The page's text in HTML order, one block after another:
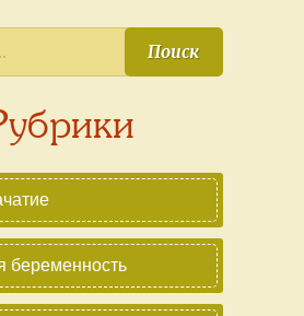
Поиск
беременность